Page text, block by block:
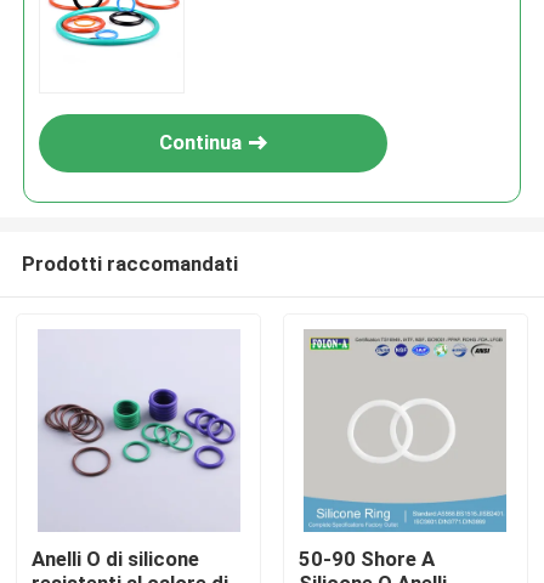
Continua
Prodotti raccomandati
Anelli O di silicone
50-90 Shore A